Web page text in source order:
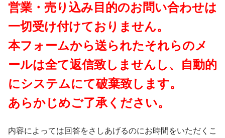
営業・売り込み目的のお問い合わせは
一切受け付けておりません。
本フォームから送られたそれらのメ
ールは全て返信致しませんし、自動的
にシステムにて破棄致します。
あらかじめご了承ください。
内容によっては回答をさしあげるのにお時間をいただくこ